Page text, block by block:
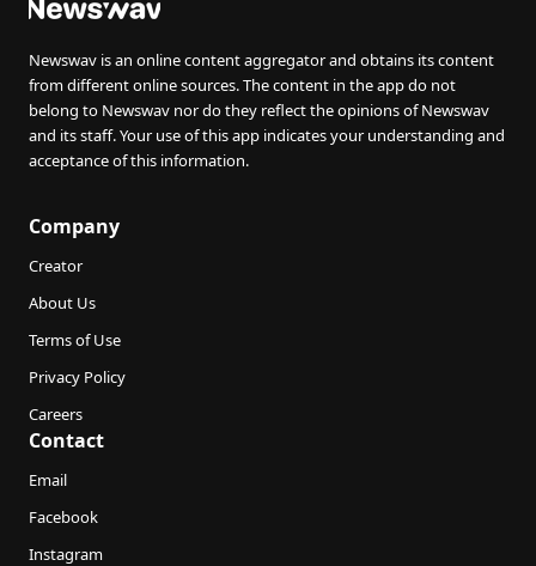
Newswav is an online content aggregator and obtains its content
from different online sources. The content in the app do not
belong to Newswav nor do they reflect the opinions of Newswav
and its staff. Your use of this app indicates your understanding and
acceptance of this information.
Company
Creator
About Us
Terms of Use
Privacy Policy
Careers
Contact
Email
Facebook
Instagram